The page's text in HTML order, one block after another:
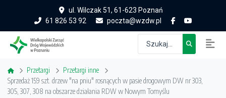
ul. Wilczak 51, 61-623 Poznań
61 826 53 92
poczta@wzdw.pl
Przetargi
Przetargi inne
Sprzedaż 159 szt. drzew "na pniu" rosnących w pasie drogowym DW nr 303,
305, 307, 308 na obszarze działania RDW w Nowym Tomyślu